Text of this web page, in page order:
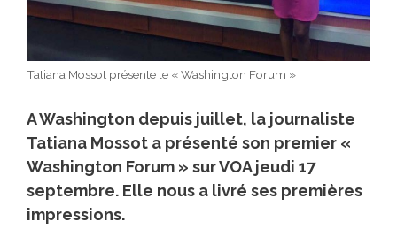
Tatiana Mossot présente le « Washington Forum »
A Washington depuis juillet, la journaliste
Tatiana Mossot a présenté son premier «
Washington Forum » sur VOA jeudi 17
septembre. Elle nous a livré ses premières
impressions.